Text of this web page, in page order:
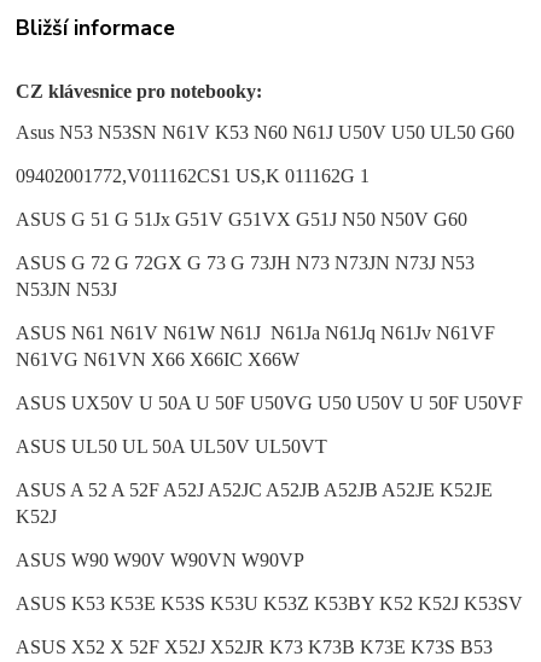
Bližší informace
CZ klávesnice pro notebooky:
Asus N53N53SNN61V K53 N60 N61J U50V U50 UL50 G60
09402001772,V011162CS1 US,K 011162G 1
ASUS G 51 G 51Jx G51V G51VX G51J N50 N50V G60
ASUS G 72 G 72GX G 73 G 73JH N73 N73JN N73J N53
N53JN N53J
ASUS N61 N61V N61W N61J N61Ja N61Jq N61Jv N61VF
N61VG N61VN X66 X66IC X66W
ASUS UX50V U 50A U 50F U50VG U50 U50V U 50F U50VF
ASUS UL50 UL 50A UL50V UL50VT
ASUS A 52 A 52F A52J A52JC A52JB A52JB A52JE K52JE
K52J
ASUS W90 W90V W90VN W90VP
ASUS K53 K53E K53S K53U K53Z K53BY K52 K52J K53SV
ASUS X52 X 52F X52J X52JR K73 K73B K73E K73S B53